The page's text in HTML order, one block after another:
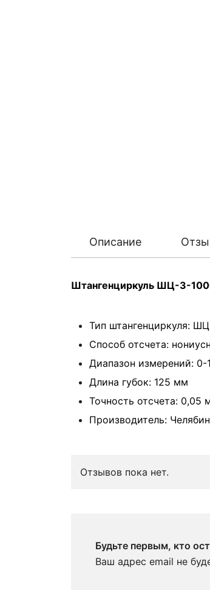
Описание
Штангенциркуль ШЦ-3-
Тип штангенциркуля:
Способ отсчета:
Диапазон измерений:
Длина губок: 125 мм
Точность отсчета: 0,05
Производитель:
Отзывов пока нет.
Будьте первым, кто
Ваш адрес email не